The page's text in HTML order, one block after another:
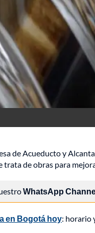
de Acueducto y
trata de obras para
WhatsApp
en Bogotá hoy: horario